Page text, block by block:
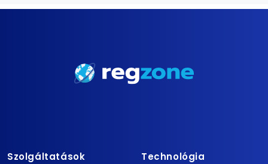
Szolgáltatások Technológia